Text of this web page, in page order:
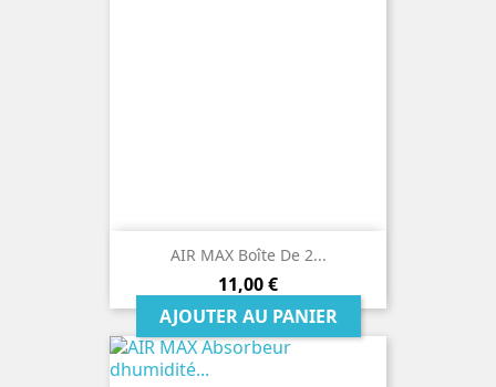
AIR MAX Boîte De 2...
Prix
11,00 €
AJOUTER AU PANIER